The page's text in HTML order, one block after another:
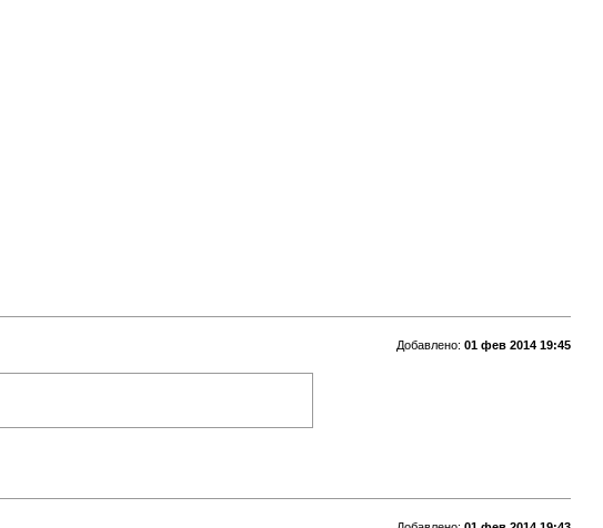
Добавлено: 01 фев 2014 19:45